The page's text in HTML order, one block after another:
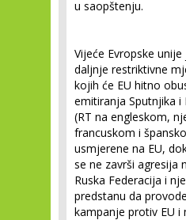
u saopštenju.
Vijeće Evropske
daljnje restriktivne
kojih će EU hitno
emitiranja Sputnjika i
(RT na engleskom,
francuskom i
usmjerene na EU,
se ne završi agresija
Ruska Federacija i
predstanu da
kampanje protiv EU i